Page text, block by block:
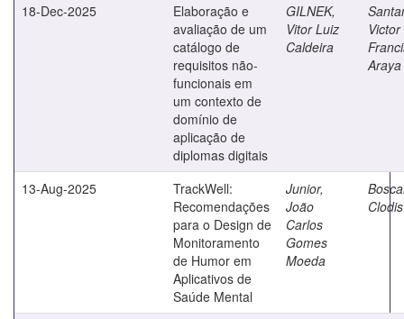
18-Dec-2025
Elaboração e
avaliação de um
catálogo de
requisitos não-
funcionais em
um contexto de
domínio de
aplicação de
diplomas digitais
GILNEK,
Vitor Luiz
Caldeira
Victor
Araya
13-Aug-2025
TrackWell:
Recomendações
para o Design de
Monitoramento
de Humor em
Aplicativos de
Saúde Mental
Junior,
João
Carlos
Gomes
Moeda
Clodis